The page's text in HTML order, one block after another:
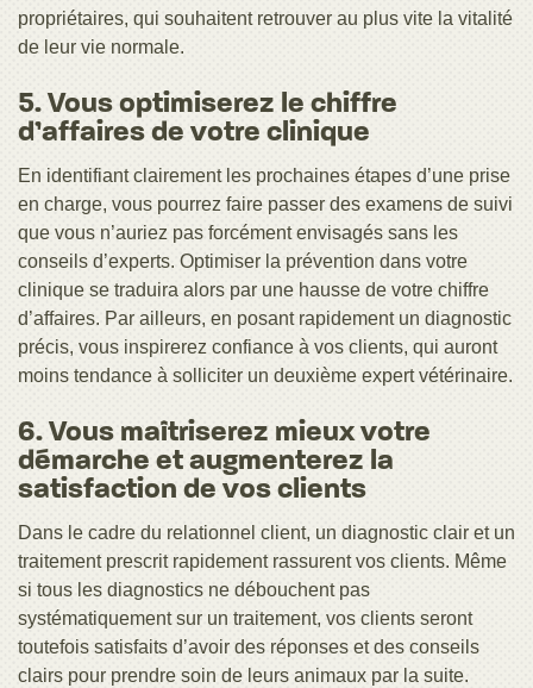
propriétaires, qui souhaitent retrouver au plus vite la vitalité
de leur vie normale.
5. Vous optimiserez le chiffre
d’affaires de votre clinique
En identifiant clairement les prochaines étapes d’une prise
en charge, vous pourrez faire passer des examens de suivi
que vous n’auriez pas forcément envisagés sans les
conseils d’experts. Optimiser la prévention dans votre
clinique se traduira alors par une hausse de votre chiffre
d’affaires. Par ailleurs, en posant rapidement un diagnostic
précis, vous inspirerez confiance à vos clients, qui auront
moins tendance à solliciter un deuxième expert vétérinaire.
6. Vous maîtriserez mieux votre
démarche et augmenterez la
satisfaction de vos clients
Dans le cadre du relationnel client, un diagnostic clair et un
traitement prescrit rapidement rassurent vos clients. Même
si tous les diagnostics ne débouchent pas
systématiquement sur un traitement, vos clients seront
toutefois satisfaits d’avoir des réponses et des conseils
clairs pour prendre soin de leurs animaux par la suite.